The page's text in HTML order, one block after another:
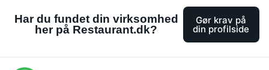
Har du fundet din virksomhed
her på Restaurant.dk?
Gør krav på
din profilside